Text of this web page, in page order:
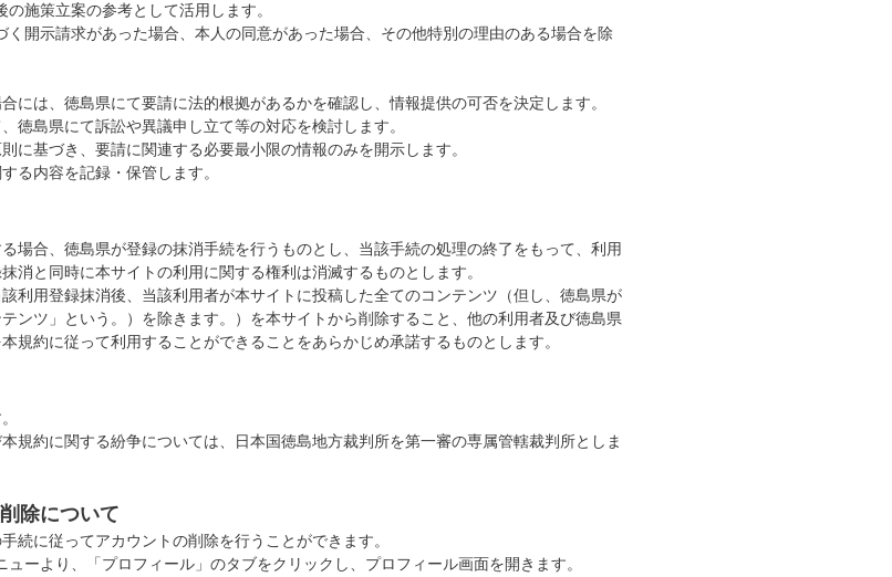
施策立案の参考として活用します。
開示請求があった場合、本人の同意があった場合、その他特別の理由のある場合を除
には、徳島県にて要請に法的根拠があるかを確認し、情報提供の可否を決定します。
徳島県にて訴訟や異議申し立て等の対応を検討します。
に基づき、要請に関連する必要最小限の情報のみを開示します。
る内容を記録・保管します。
場合、徳島県が登録の抹消手続を行うものとし、当該手続の処理の終了をもって、利用
消と同時に本サイトの利用に関する権利は消滅するものとします。
利用登録抹消後、当該利用者が本サイトに投稿した全てのコンテンツ（但し、徳島県が
ンツ」という。）を除きます。）を本サイトから削除すること、他の利用者及び徳島県
規約に従って利用することができることをあらかじめ承諾するものとします。
規約に関する紛争については、日本国徳島地方裁判所を第一審の専属管轄裁判所としま
除について
続に従ってアカウントの削除を行うことができます。
ーより、「プロフィール」のタブをクリックし、プロフィール画面を開きます。